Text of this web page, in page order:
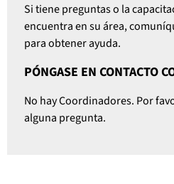
Si tiene preguntas o la
encuentra en su área,
para obtener ayuda.
PÓNGASE EN CONTACTO
No hay Coordinadores. Por
alguna pregunta.